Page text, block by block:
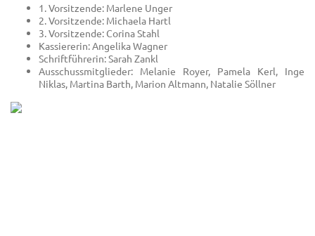
1. Vorsitzende: Marlene Unger
2. Vorsitzende: Michaela Hartl
3. Vorsitzende: Corina Stahl
Kassiererin: Angelika Wagner
Schriftführerin: Sarah Zankl
Ausschussmitglieder: Melanie Royer, Pamela Kerl, Inge
Niklas, Martina Barth, Marion Altmann, Natalie Söllner